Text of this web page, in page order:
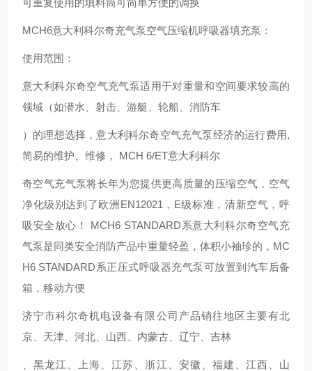
可重复使用的填料筒可简单方便的调换
MCH6意大利科尔奇充气泵空气压缩机呼吸器填充泵：
使用范围：
意大利科尔奇空气充气泵适用于对重量和空间要求较高的
领域（如潜水、射击、游艇、轮船、消防车
）的理想选择，意大利科尔奇空气充气泵经济的运行费用,
简易的维护、维修， MCH 6/ET意大利科尔
奇空气充气泵将长年为您提供更高质量的压缩空气，空气
净化级别达到了欧洲EN12021，E级标准，清新空气，呼
吸安全放心！ MCH6 STANDARD系意大利科尔奇空气充
气泵是同类安全消防产品中重量轻盈，体积小袖珍的，MC
H6 STANDARD系正压式呼吸器充气泵可放置到汽车后备
箱，移动方便
济宁市科尔奇机电设备有限公司产品销往地区主要有北
京、天津、河北、山西、内蒙古、辽宁、吉林
、黑龙江、上海、江苏、浙江、安徽、福建、江西、山